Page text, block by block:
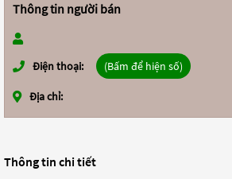
Thông tin người bán
Điện thoại: (Bấm để hiện số)
Địa chỉ:
Thông tin chi tiết